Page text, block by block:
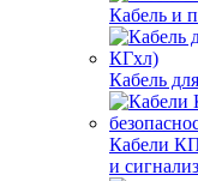
Кабель и
Кабель
Кабели
и